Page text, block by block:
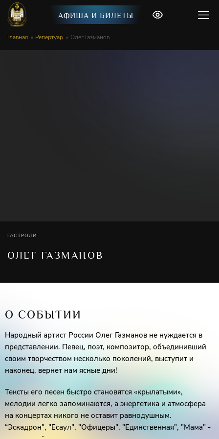
АФИША И БИЛЕТЫ
Главная Репертуар Олег Газманов
ГАСТРОЛИ
ОЛЕГ ГАЗМАНОВ
О СОБЫТИИ
Народный артист России Олег Газманов не нуждается в
представлении. Певец, поэт, композитор, объединивший
своим творчеством несколько поколений, выступит и
наконец, вернет нам ясные дни!
Тексты его песен быстро становятся «крылатыми»,
мелодии легко запоминаются, а энергетика и атмосфера
на концертах никого не оставит равнодушным.
“Эскадрон", "Есаул", "Офицеры", "Единственная", "Мама" -